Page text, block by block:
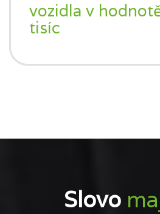
vozidla v
tisíc
Slovo